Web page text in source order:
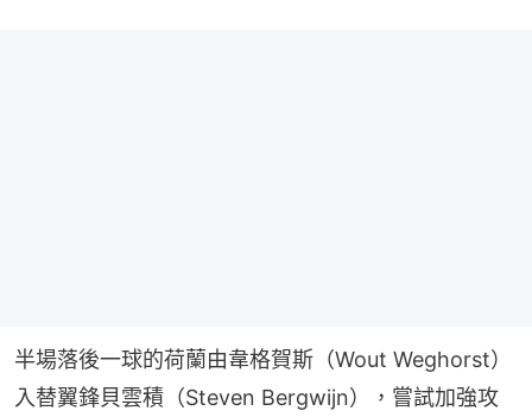
半場落後一球的荷蘭由韋格賀斯（Wout Weghorst）
入替翼鋒貝雲積（Steven Bergwijn），嘗試加強攻